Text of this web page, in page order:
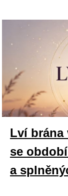
Lví brána
se
a